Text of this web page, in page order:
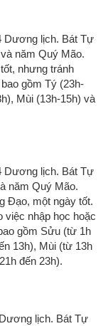
Dương lịch. Bát Tự
năm Quý Mão.
nhưng tránh
gồm Tý (23h-
Mùi (13h-15h) và
Dương lịch. Bát Tự
năm Quý Mão.
Đạo, một ngày tốt.
việc nhập học hoặc
gồm Sửu (từ 1h
13h), Mùi (từ 13h
đến 23h).
lịch. Bát Tự